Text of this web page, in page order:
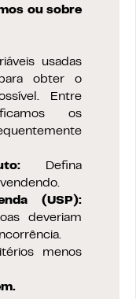
ou sobre
usadas
obter o
Entre
os
Defina
(USP):
deveriam
menos